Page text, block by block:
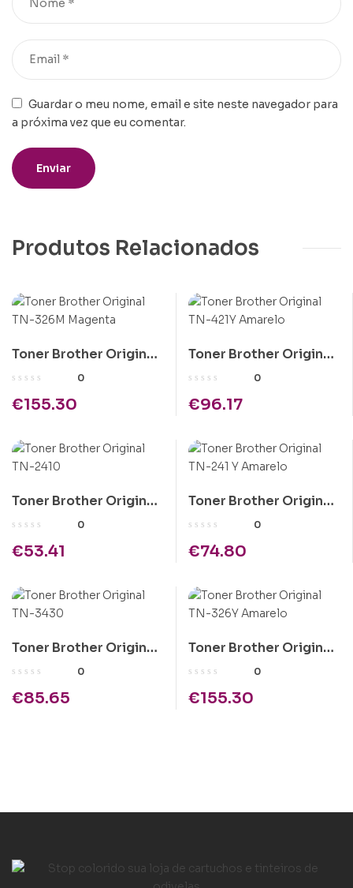
Guardar o meu nome, email e site neste navegador para
a próxima vez que eu comentar.
Produtos Relacionados
Toner Brother Original
TN-326M Magenta
0
€155.30
Toner Brother Original
TN-421Y Amarelo
0
€96.17
Toner Brother Original
TN-2410
0
€53.41
Toner Brother Original
TN-241 Y Amarelo
0
€74.80
Toner Brother Original
TN-3430
0
€85.65
Toner Brother Original
TN-326Y Amarelo
0
€155.30